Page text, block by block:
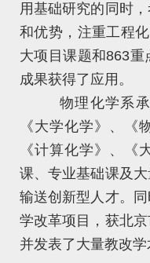
用基础研究的同时
和优势，注重工程
大项目课题和863
成果获得了应用。
物理化学系承担
《大学化学》、《
《计算化学》、《
课、专业基础课及大
输送创新型人才。
学改革项目，获北
并发表了大量教改学